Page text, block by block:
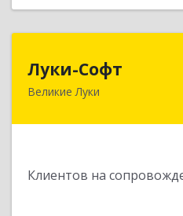
Луки-Софт
Великие Луки
Клиентов на
182113,